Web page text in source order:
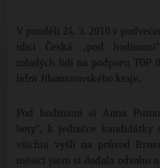
V pondělí 24. 5. 2010 v
ulici Česká „pod
mladých lidí na podporu TOP
lídra Jihomoravského kraje.
Pod hodinami si Anna
boty“, k jedničce
všichni vyšli na průvod
měsíci jsem si dodala odvahu